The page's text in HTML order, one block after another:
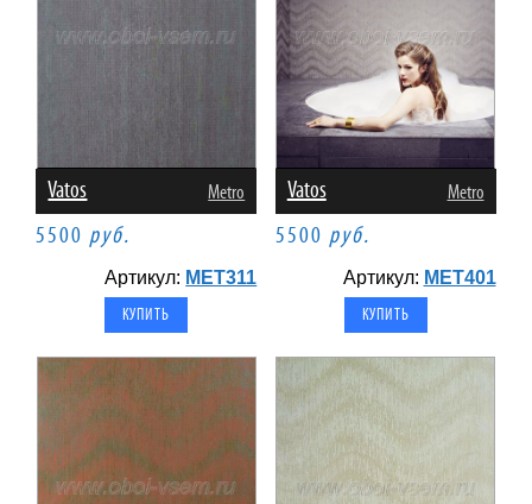
Vatos Metro
5500 руб.
Артикул: MET311
Vatos Metro
5500 руб.
Артикул: MET401